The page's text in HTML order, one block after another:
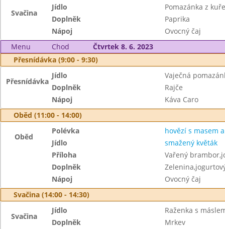
Svačina
Jídlo
Pomazánka z
Doplněk
Paprika
Nápoj
Ovocný čaj
Menu
Chod
Čtvrtek 8. 6. 2023
Přesnídávka (9:00 - 9:30)
Přesnídávka
Jídlo
Vaječná
Doplněk
Rajče
Nápoj
Káva Caro
Oběd (11:00 - 14:00)
Oběd
Polévka
hovězí s masem
Jídlo
smažený květák
Příloha
Vařený
Doplněk
Nápoj
Ovocný čaj
Svačina (14:00 - 14:30)
Svačina
Jídlo
Raženka s
Doplněk
Mrkev